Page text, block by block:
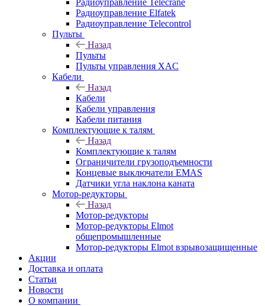
Радиоуправление Telecrane
Радиоуправление Elfatek
Радиоуправление Telecontrol
Пульты
Назад
Пульты
Пульты управления XAC
Кабели
Назад
Кабели
Кабели управления
Кабели питания
Комплектующие к талям
Назад
Комплектующие к талям
Ограничители грузоподъемности
Концевые выключатели EMAS
Датчики угла наклона каната
Мотор-редукторы
Назад
Мотор-редукторы
Мотор-редукторы Elmot
общепромышленные
Мотор-редукторы Elmot взрывозащищенные
Акции
Доставка и оплата
Статьи
Новости
О компании